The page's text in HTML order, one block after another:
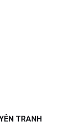
TRANH